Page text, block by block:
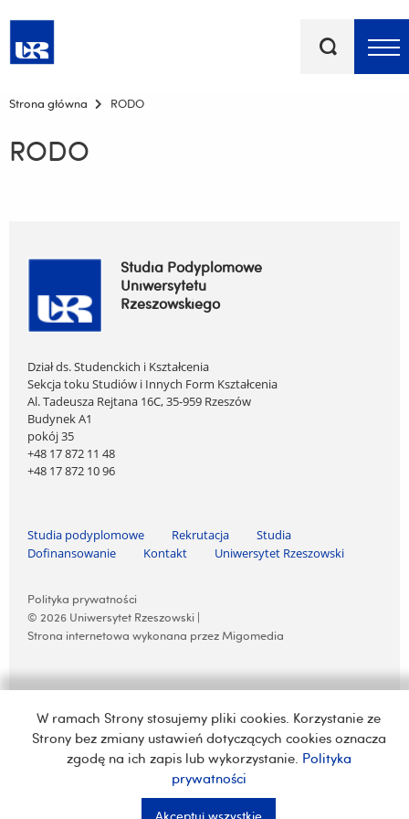
kluczowe
Menu - górna belka
Strona główna RODO
RODO
Studia Podyplomowe
Uniwersytetu
Rzeszowskiego
Dział ds. Studenckich i Kształcenia
Sekcja toku Studiów i Innych Form Kształcenia
Al. Tadeusza Rejtana 16C, 35-959 Rzeszów
Budynek A1
pokój 35
+48 17 872 11 48
+48 17 872 10 96
Pomiń nawigację i przejdź do treści
Studia podyplomowe Rekrutacja
Studia
Dofinansowanie
Kontakt Uniwersytet Rzeszowski
Pomiń nawigację i przejdź do treści
Polityka prywatności
© 2026 Uniwersytet Rzeszowski |
Strona internetowa wykonana przez Migomedia
W ramach Strony stosujemy pliki cookies. Korzystanie ze
Strony bez zmiany ustawień dotyczących cookies oznacza
zgodę na ich zapis lub wykorzystanie. Polityka
prywatności